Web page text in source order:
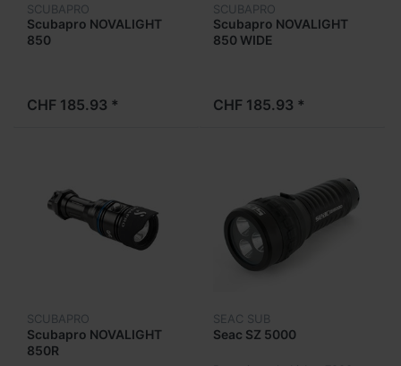
SCUBAPRO
Scubapro NOVALIGHT
850
CHF 185.93 *
SCUBAPRO
Scubapro NOVALIGHT
850 WIDE
CHF 185.93 *
SCUBAPRO
Scubapro NOVALIGHT
850R
SEAC SUB
Seac SZ 5000